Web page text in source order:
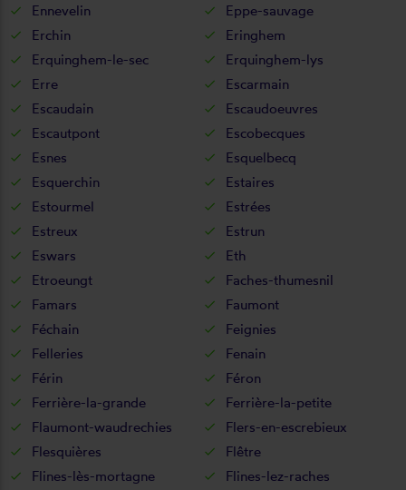
Ennevelin
Eppe-sauvage
Erchin
Eringhem
Erquinghem-le-sec
Erquinghem-lys
Erre
Escarmain
Escaudain
Escaudoeuvres
Escautpont
Escobecques
Esnes
Esquelbecq
Esquerchin
Estaires
Estourmel
Estrées
Estreux
Estrun
Eswars
Eth
Etroeungt
Faches-thumesnil
Famars
Faumont
Féchain
Feignies
Felleries
Fenain
Férin
Féron
Ferrière-la-grande
Ferrière-la-petite
Flaumont-waudrechies
Flers-en-escrebieux
Flesquières
Flêtre
Flines-lès-mortagne
Flines-lez-raches